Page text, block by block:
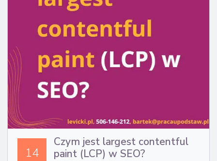
14
Czym jest largest contentful
paint (LCP) w SEO?